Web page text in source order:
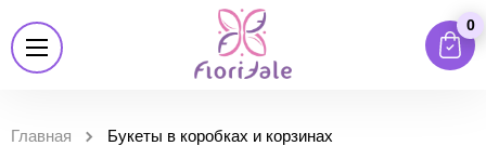
0
Главная Букеты в коробках и корзинах